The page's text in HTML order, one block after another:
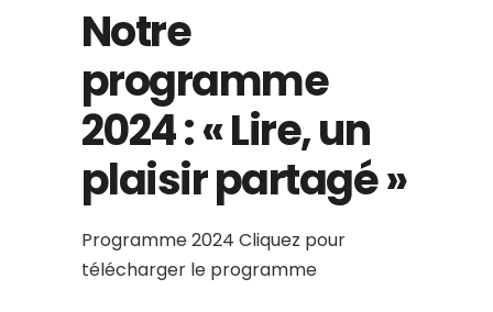
Notre
programme
2024 : « Lire, un
plaisir partagé »
Programme 2024 Cliquez pour
télécharger le programme